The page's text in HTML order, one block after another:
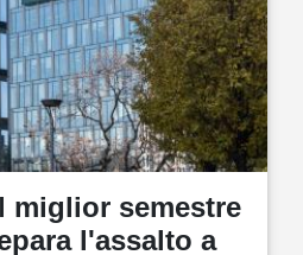
miglior semestre
l'assalto a